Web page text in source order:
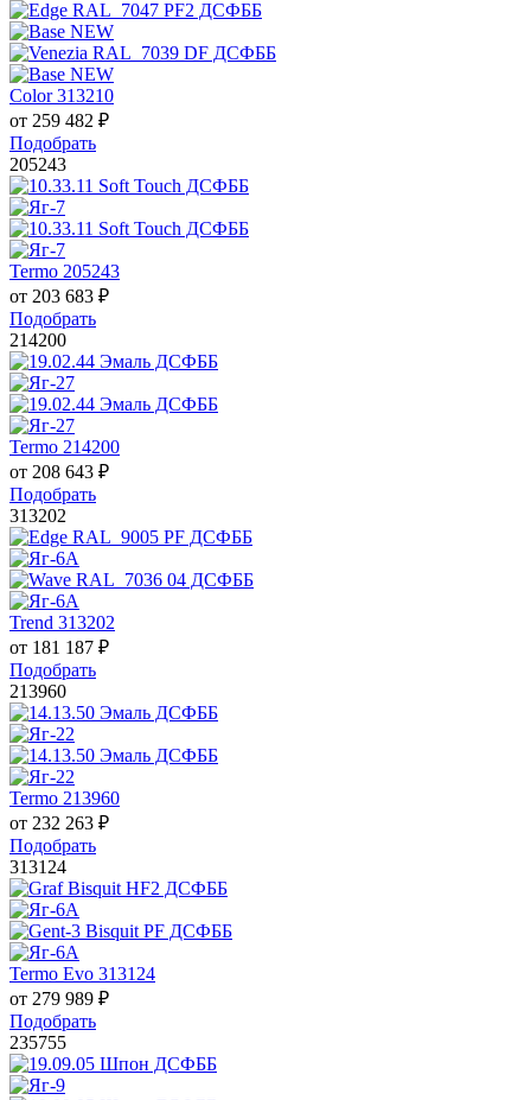
Color 313210
от 259 482 ₽
Подобрать
205243
Termo 205243
от 203 683 ₽
Подобрать
214200
Termo 214200
от 208 643 ₽
Подобрать
313202
Trend 313202
от 181 187 ₽
Подобрать
213960
Termo 213960
от 232 263 ₽
Подобрать
313124
Termo Evo 313124
от 279 989 ₽
Подобрать
235755